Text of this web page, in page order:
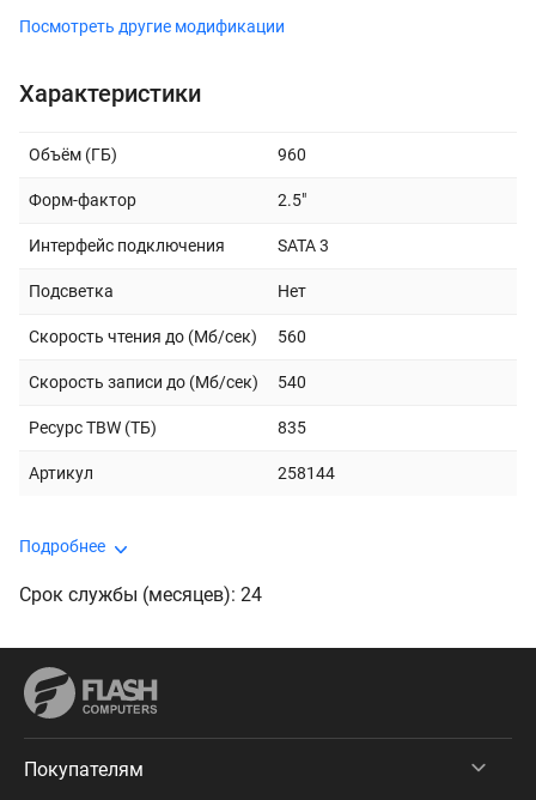
Посмотреть другие модификации
Характеристики
Объём (ГБ) 960
Форм-фактор 2.5"
Интерфейс подключения SATA 3
Подсветка Нет
Скорость чтения до (Мб/сек) 560
Скорость записи до (Мб/сек) 540
Ресурс TBW (ТБ) 835
Артикул 258144
Подробнее
Срок службы (месяцев): 24
Покупателям